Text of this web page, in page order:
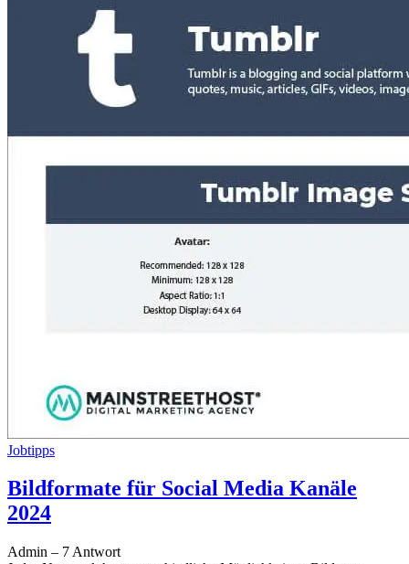
Jobtipps
Bildformate für Social Media Kanäle
2024
Admin – 7 Antwort